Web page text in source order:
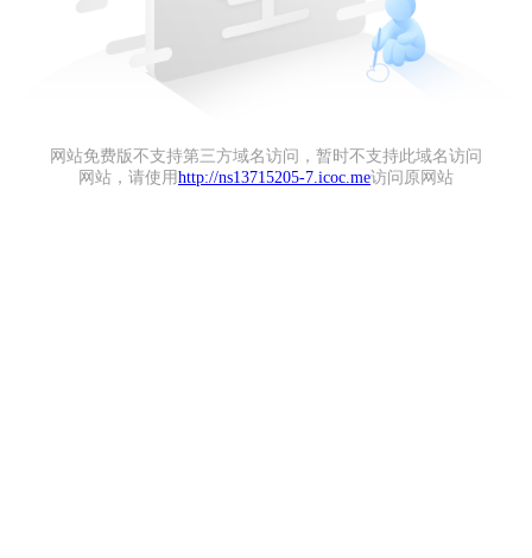
网站免费版不支持第三方域名访问，暂时不支持此域名访问
网站，请使用 http://ns13715205-7.icoc.me访问原网站